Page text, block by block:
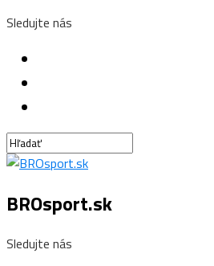
Sledujte nás
BROsport.sk
Sledujte nás